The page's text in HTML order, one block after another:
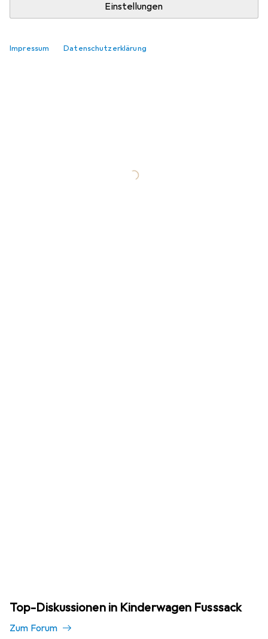
Einstellungen
Impressum Datenschutzerklärung
Top-Diskussionen in Kinderwagen Fusssack
Zum Forum